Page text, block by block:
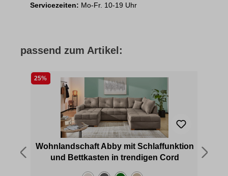
Servicezeiten: Mo-Fr. 10-19 Uhr
passend zum Artikel:
25%
Wohnlandschaft Abby mit Schlaffunktion
und Bettkasten in trendigen Cord